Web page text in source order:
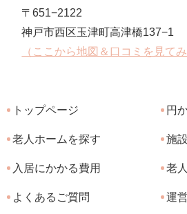
〒651−2122
神戸市西区玉津町高津橋137−1
（ここから地図＆口コミを見てみ
トップページ 円
老人ホームを探す 施
入居にかかる費用 老
よくあるご質問 運